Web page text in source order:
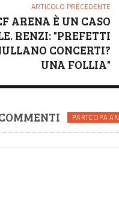
ARTICOLO PRECEDENTE
ARENA È UN CASO
RENZI: "PREFETTI
CONCERTI?
UNA FOLLIA"
PARTECIPA